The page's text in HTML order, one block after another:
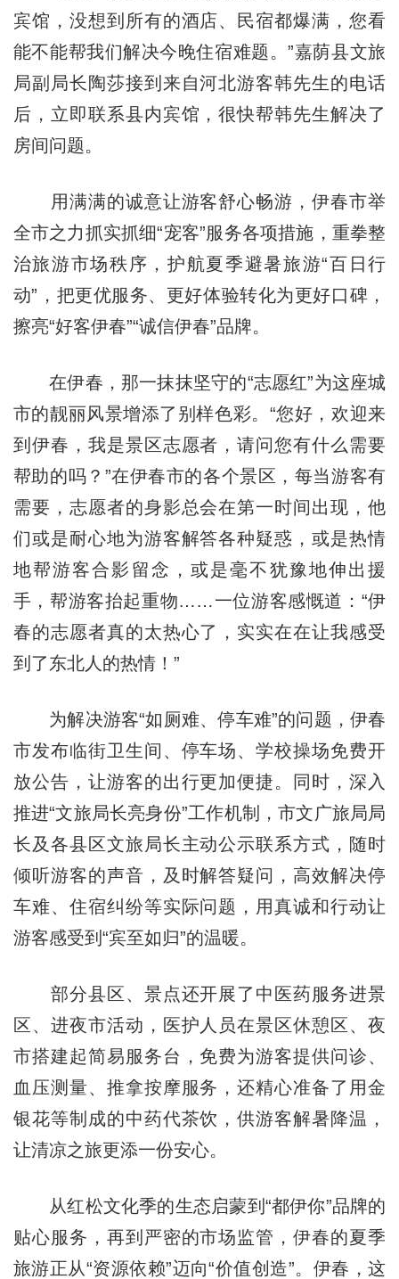
宾馆，没想到所有的酒店、民宿都爆满，您看
能不能帮我们解决今晚住宿难题。”嘉荫县文旅
局副局长陶莎接到来自河北游客韩先生的电话
后，立即联系县内宾馆，很快帮韩先生解决了
房间问题。
用满满的诚意让游客舒心畅游，伊春市举
全市之力抓实抓细“宠客”服务各项措施，重拳整
治旅游市场秩序，护航夏季避暑旅游“百日行
动”，把更优服务、更好体验转化为更好口碑，
擦亮“好客伊春”“诚信伊春”品牌。
在伊春，那一抹抹坚守的“志愿红”为这座城
市的靓丽风景增添了别样色彩。“您好，欢迎来
到伊春，我是景区志愿者，请问您有什么需要
帮助的吗？”在伊春市的各个景区，每当游客有
需要，志愿者的身影总会在第一时间出现，他
们或是耐心地为游客解答各种疑惑，或是热情
地帮游客合影留念，或是毫不犹豫地伸出援
手，帮游客抬起重物……一位游客感慨道：“伊
春的志愿者真的太热心了，实实在在让我感受
到了东北人的热情！”
为解决游客“如厕难、停车难”的问题，伊春
市发布临街卫生间、停车场、学校操场免费开
放公告，让游客的出行更加便捷。同时，深入
推进“文旅局长亮身份”工作机制，市文广旅局局
长及各县区文旅局长主动公示联系方式，随时
倾听游客的声音，及时解答疑问，高效解决停
车难、住宿纠纷等实际问题，用真诚和行动让
游客感受到“宾至如归”的温暖。
部分县区、景点还开展了中医药服务进景
区、进夜市活动，医护人员在景区休憩区、夜
市搭建起简易服务台，免费为游客提供问诊、
血压测量、推拿按摩服务，还精心准备了用金
银花等制成的中药代茶饮，供游客解暑降温，
让清凉之旅更添一份安心。
从红松文化季的生态启蒙到“都伊你”品牌的
贴心服务，再到严密的市场监管，伊春的夏季
旅游正从“资源依赖”迈向“价值创造”。伊春，这